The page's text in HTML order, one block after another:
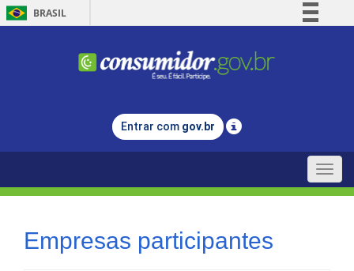
BRASIL
Comunica BR
Legislação
Entrar com gov.br
Toggle
Empresas participantes